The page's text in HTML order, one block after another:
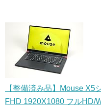
【整備済み品】Mouse X5
FHD 1920X1080 フルHD/